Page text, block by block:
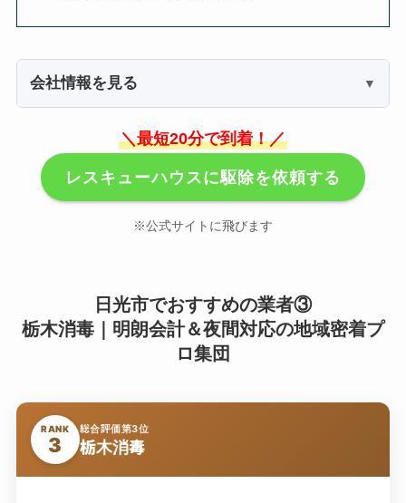
会社情報を見る
＼最短20分で到着！／
レスキューハウスに駆除を依頼する
※公式サイトに飛びます
日光市でおすすめの業者③
栃木消毒｜明朗会計＆夜間対応の地域密着プ
ロ集団
RANK
3
総合評価第3位
栃木消毒